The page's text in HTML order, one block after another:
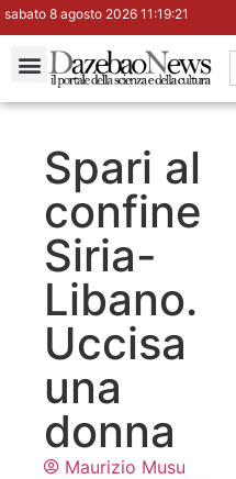
sabato 8 agosto 2026 11:19:21
Spari al
confine
Siria-
Libano.
Uccisa
una
donna
Maurizio Musu